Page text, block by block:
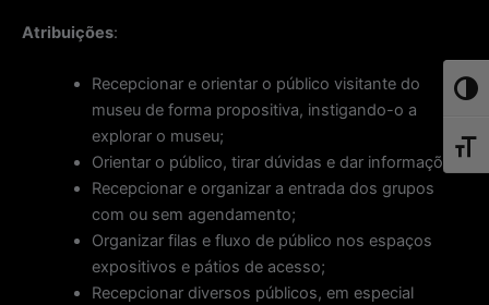
Atribuições:
Recepcionar e orientar o público visitante do
museu de forma propositiva, instigando-o a
explorar o museu;
Orientar o público, tirar dúvidas e dar informações;
Recepcionar e organizar a entrada dos grupos
com ou sem agendamento;
Organizar filas e fluxo de público nos espaços
expositivos e pátios de acesso;
Recepcionar diversos públicos, em especial